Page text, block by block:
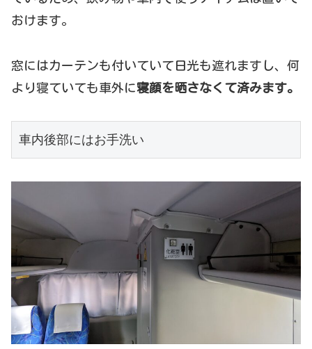
おけます。
窓にはカーテンも付いていて日光も遮れますし、何
より寝ていても車外に寝顔を晒さなくて済みます。
車内後部にはお手洗い